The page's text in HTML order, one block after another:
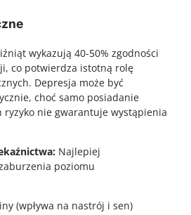
wykazują 40-50% zgodności
co potwierdza istotną rolę
Depresja może być
choć samo posiadanie
ryzyko nie gwarantuje wystąpienia
Najlepiej
poziomu
(wpływa na nastrój i sen)